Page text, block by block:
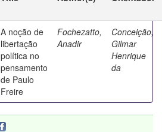
A noção de
libertação
política no
pensamento
de Paulo
Freire
Fochezatto,
Anadir
Conceição,
Gilmar
Henrique
da